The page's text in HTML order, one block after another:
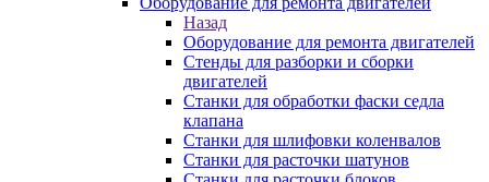
Назад
Оборудование для ремонта двигателей
Стенды для разборки и сборки
двигателей
Станки для обработки фаски седла
клапана
Станки для шлифовки коленвалов
Станки для расточки шатунов